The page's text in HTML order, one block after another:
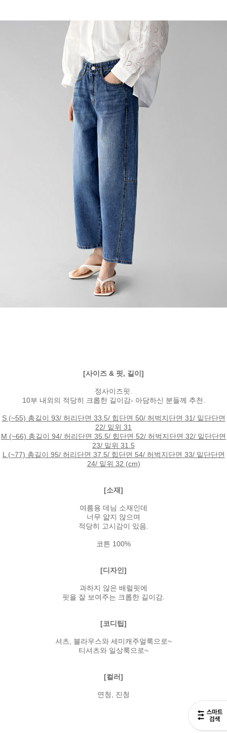
[사이즈 & 핏, 길이]
정사이즈핏.
10부 내외의 적당히 크롭한 길이감- 아담하신 분들께 추천.
S (~55) 총길이 93/ 허리단면 33.5/ 힙단면 50/ 허벅지단면 31/ 밑단단면
22/ 밑위 31
M (~66) 총길이 94/ 허리단면 35.5/ 힙단면 52/ 허벅지단면 32/ 밑단단면
23/ 밑위 31.5
L (~77) 총길이 95/ 허리단면 37.5/ 힙단면 54/ 허벅지단면 33/ 밑단단면
24/ 밑위 32 (cm)
[소재]
여름용 데님 소재인데
너무 얇지 않으며
적당히 고시감이 있음.
코튼 100%
[디자인]
과하지 않은 배럴핏에
핏을 잘 보여주는 크롭한 길이감.
[코디팁]
셔츠, 블라우스와 세미캐주얼룩으로~
티셔츠와 일상룩으로~
[컬러]
연청, 진청